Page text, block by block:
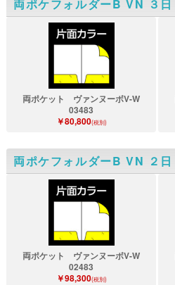
両ポケフォルダーB VN ３日
両ポケット ヴァンヌーボV-W
03483
￥80,800(税別)
両ポケフォルダーB VN ２日
両ポケット ヴァンヌーボV-W
02483
￥98,300(税別)